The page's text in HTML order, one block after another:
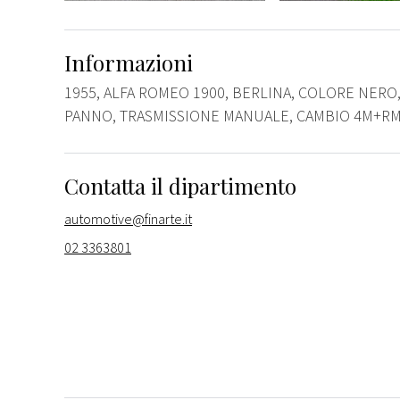
Informazioni
1955, ALFA ROMEO 1900, BERLINA, COLORE
PANNO, TRASMISSIONE MANUALE, CAMBIO
Contatta il dipartimento
automotive@finarte.it
02 3363801